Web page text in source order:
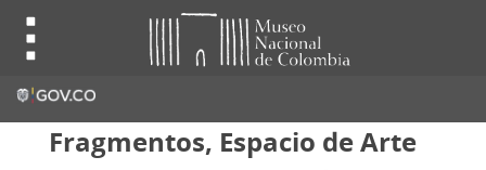
Fragmentos, Espacio de Arte